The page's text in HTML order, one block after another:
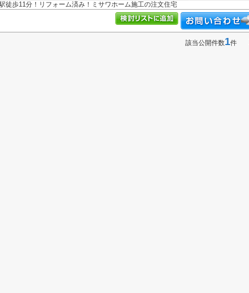
徒歩11分！リフォーム済み！ミサワホーム施工の注文住宅
該当公開件数1件